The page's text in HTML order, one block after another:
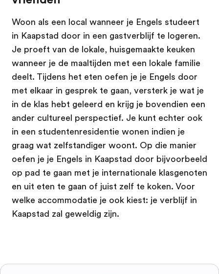
Woon als een local wanneer je Engels studeert
in Kaapstad door in een gastverblijf te logeren.
Je proeft van de lokale, huisgemaakte keuken
wanneer je de maaltijden met een lokale familie
deelt. Tijdens het eten oefen je je Engels door
met elkaar in gesprek te gaan, versterk je wat je
in de klas hebt geleerd en krijg je bovendien een
ander cultureel perspectief. Je kunt echter ook
in een studentenresidentie wonen indien je
graag wat zelfstandiger woont. Op die manier
oefen je je Engels in Kaapstad door bijvoorbeeld
op pad te gaan met je internationale klasgenoten
en uit eten te gaan of juist zelf te koken. Voor
welke accommodatie je ook kiest: je verblijf in
Kaapstad zal geweldig zijn.